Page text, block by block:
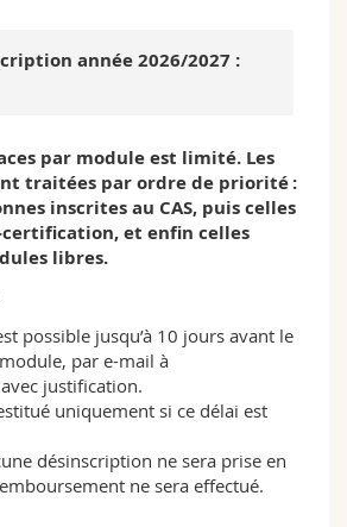
cours
année 2026/2027 :
par module est limité. Les
traitées par ordre de priorité :
inscrites au CAS, puis celles
et enfin celles
libres.
possible jusqu’à 10 jours avant le
par e-mail à
justification.
uniquement si ce délai est
désinscription ne sera prise en
ne sera effectué.